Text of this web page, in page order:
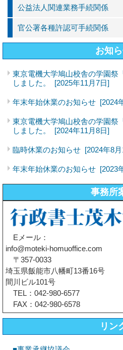
公益法人関連業務手続関係
官公署各種許認可手続関係
お知
東京電機大学鳩山校舎の学園祭
しました。 [2025年11月7日]
年末年始休業のお知らせ [2024
東京電機大学鳩山校舎の学園祭
しました。 [2024年11月8日]
臨時休業のお知らせ [2024年8
年末年始休業のお知らせ [2023
事務所
Eメール：
info@moteki-homuoffice.com
〒357-0033
埼玉県飯能市八幡町13番16号
間川ビル101号
TEL：042-980-6577
FAX：042-980-6578
リン